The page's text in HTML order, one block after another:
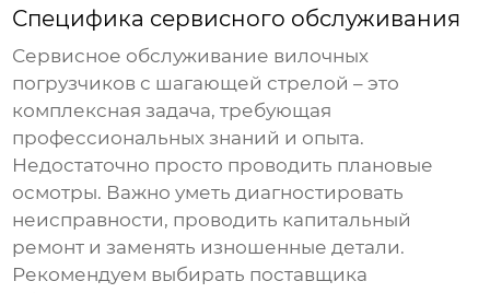
Специфика сервисного обслуживания
Сервисное обслуживание вилочных
погрузчиков с шагающей стрелой – это
комплексная задача, требующая
профессиональных знаний и опыта.
Недостаточно просто проводить плановые
осмотры. Важно уметь диагностировать
неисправности, проводить капитальный
ремонт и заменять изношенные детали.
Рекомендуем выбирать поставщика